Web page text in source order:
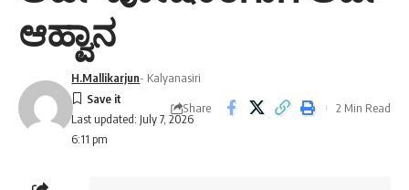
ಆಹ್ವಾನ
Last updated: July 7, 2026
6:11 pm
H.Mallikarjun- Kalyanasiri
Share 2 Min Read